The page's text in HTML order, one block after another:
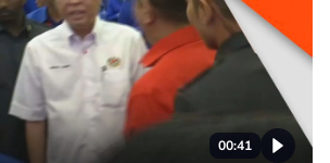
00:41